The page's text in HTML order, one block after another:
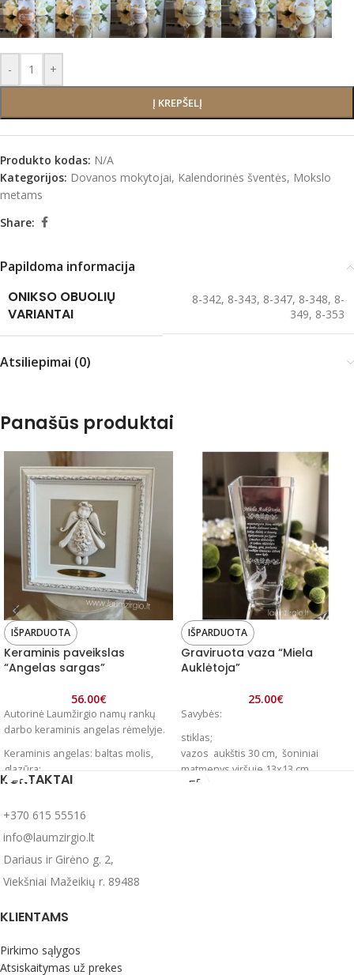
- +
Į KREPŠELĮ
Produkto kodas: N/A
Kategorijos: Dovanos mokytojai, Kalendorinės šventės, Mokslo
metams
Share:
Papildoma informacija
ONIKSO OBUOLIŲ
VARIANTAI
8-342, 8-343, 8-347, 8-348, 8-
349, 8-353
Atsiliepimai (0)
Panašūs produktai
IŠPARDUOTA
Keraminis paveikslas
“Angelas sargas”
56.00€
Autorinė Laumžirgio namų rankų
darbo keraminis angelas rėmelyje.
Keraminis angelas: baltas molis,
glazūra;
Rėmelio matmenys 25x25 cm;
šeimą“
Su balta dėžute ant kurios
išgraviruotas tekstas .
*Dėl galimų Jūsų kompiuterio
ekrano raiškos nustatymų ar
apšvietimo skirtumų, reali prekių
esančios nuotraukoje.
IŠPARDUOTA
Graviruota vaza “Miela
Auklėtoja”
25.00€
Savybės:
stiklas;
vazos aukštis 30 cm, šoniniai
matmenys viršuje 13x13 cm,
apačioje 8,5x8,5 cm
KONTAKTAI
+370 615 55516
info@laumzirgio.lt
Dariaus ir Girėno g. 2,
Viekšniai Mažeikių r. 89488
KLIENTAMS
Pirkimo sąlygos
Atsiskaitymas už prekes